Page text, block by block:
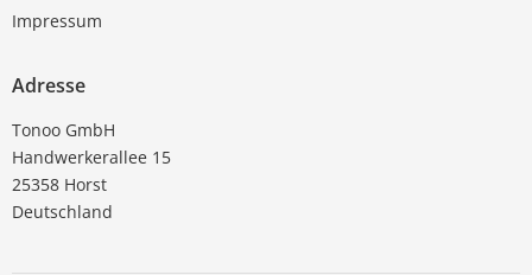
Impressum
Adresse
Tonoo GmbH
Handwerkerallee 15
25358 Horst
Deutschland